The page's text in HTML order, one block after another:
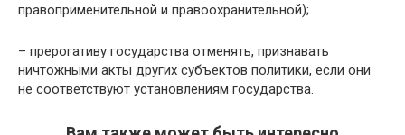
правоприменительной и правоохранительной);
– прерогативу государства отменять, признавать
ничтожными акты других субъектов политики, если они
не соответствуют установлениям государства.